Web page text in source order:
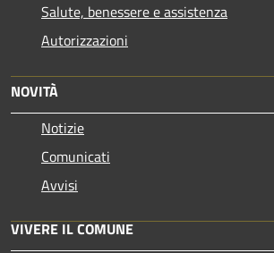
Salute, benessere e assistenza
Autorizzazioni
NOVITÀ
Notizie
Comunicati
Avvisi
VIVERE IL COMUNE